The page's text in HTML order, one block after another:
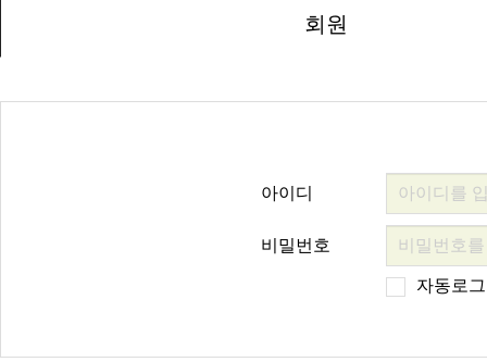
회원
아이디
비밀번호
자동로